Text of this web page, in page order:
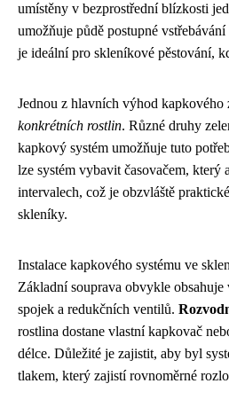
umístěny v bezprostřední blízkosti
umožňuje půdě postupné
je ideální pro skleníkové pěstování,
Jednou z hlavních výhod kapkového
konkrétních rostlin. Různé druhy
kapkový systém umožňuje tuto
lze systém vybavit časovačem, který
intervalech, což je obzvláště
skleníky.
Instalace kapkového systému ve
Základní souprava obvykle
spojek a redukčních ventilů.
rostlina dostane vlastní kapkovač
délce. Důležité je zajistit, aby byl
tlakem, který zajistí rovnoměrné